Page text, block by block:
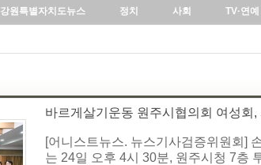
강원특별자치도뉴스 정치 사회 TV·연예
바르게살기운동 원주시협의회 여성회
[어니스트뉴스. 뉴스기사검증위원회]
는 24일 오후 4시 30분, 원주시청 7층